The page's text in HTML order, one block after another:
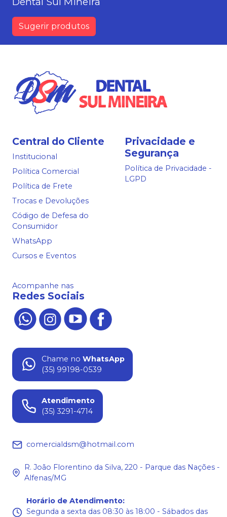
Sugerir produtos
Central do Cliente
Institucional
Política Comercial
Política de Frete
Trocas e Devoluções
Código de Defesa do
Consumidor
WhatsApp
Cursos e Eventos
Privacidade e
Segurança
Política de Privacidade -
LGPD
Acompanhe nas
Redes Sociais
Chame no WhatsApp
(35) 99198-0539
Atendimento
(35) 3291-4714
comercialdsm@hotmail.com
R. João Florentino da Silva, 220 - Parque das Nações -
Alfenas/MG
Horário de Atendimento:
Segunda a sexta das 08:30 às 18:00 - Sábados das